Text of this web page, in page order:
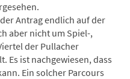
Antrag endlich auf der
aber nicht um Spiel-,
der Pullacher
Es ist nachgewiesen, dass
Ein solcher Parcours